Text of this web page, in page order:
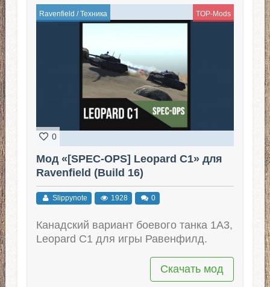
Ravenfield /Техника TOP-Mods
0
Мод «[SPEC-OPS] Leopard C1» для
Ravenfield (Build 16)
Slippynote 1928 0
Канадский вариант боевого танка 1А3,
Leopard C1 для игры Равенфилд.
Скачать мод